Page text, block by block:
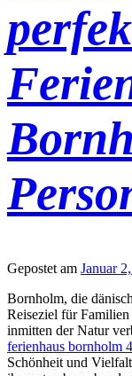
Gepostet am Januar
Bornholm, die
Reiseziel für
inmitten der Natur
ferienhaus bornholm
Schönheit und